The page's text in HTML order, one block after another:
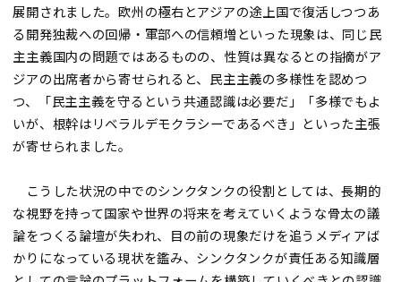
展開されました。欧州の極右とアジアの途上国で復活しつつあ
る開発独裁への回帰・軍部への信頼増といった現象は、同じ民
主主義国内の問題ではあるものの、性質は異なるとの指摘がア
ジアの出席者から寄せられると、民主主義の多様性を認めつ
つ、「民主主義を守るという共通認識は必要だ」「多様でもよ
いが、根幹はリベラルデモクラシーであるべき」といった主張
が寄せられました。
こうした状況の中でのシンクタンクの役割としては、長期的
な視野を持って国家や世界の将来を考えていくような骨太の議
論をつくる論壇が失われ、目の前の現象だけを追うメディアば
かりになっている現状を鑑み、シンクタンクが責任ある知識層